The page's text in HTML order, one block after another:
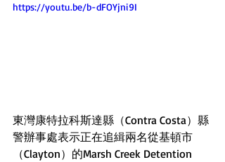
https://youtu.be/b-dFOYjni9I
東灣康特拉科斯達縣（Contra Costa）縣
警辦事處表示正在追緝兩名從基頓市
（Clayton）的Marsh Creek Detention